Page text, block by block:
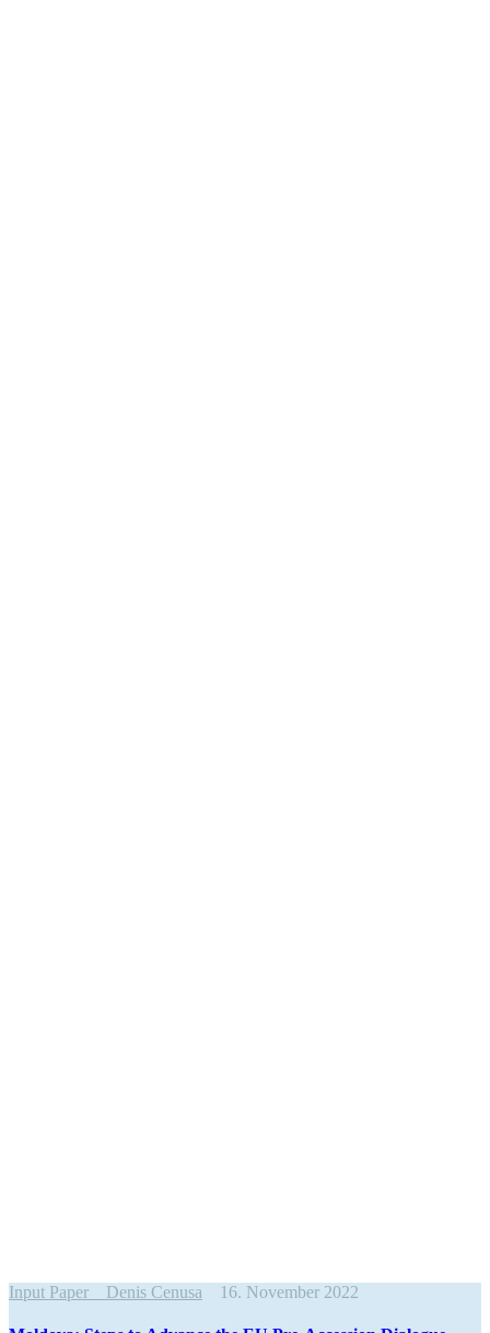
Input Paper Denis Cenusa 16. November 2022